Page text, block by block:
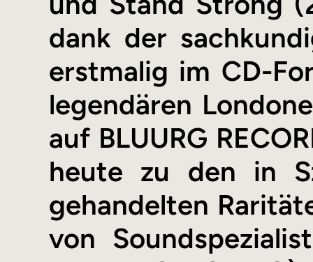
dank der
erstmalig im CD-
legendären
auf BLUURG
heute zu den in
gehandelten
von